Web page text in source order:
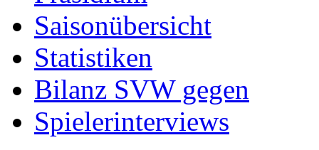
Saisonübersicht
Statistiken
Bilanz SVW gegen
Spielerinterviews